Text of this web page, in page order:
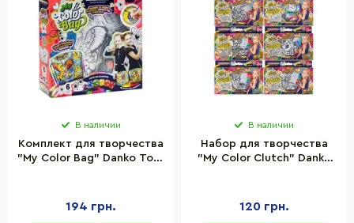
В наличии
Комплект для творчества
"My Color Bag" Danko Toys
194 грн.
В наличии
Набор для творчества
"My Color Clutch" Danko
120 грн.